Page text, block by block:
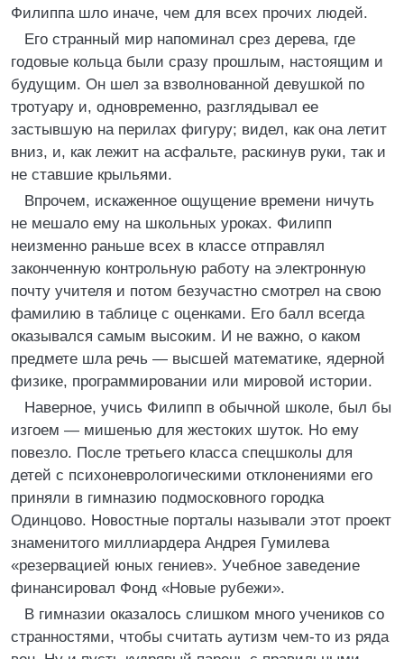
Филиппа шло иначе, чем для всех прочих людей.
Его странный мир напоминал срез дерева, где
годовые кольца были сразу прошлым, настоящим и
будущим. Он шел за взволнованной девушкой по
тротуару и, одновременно, разглядывал ее
застывшую на перилах фигуру; видел, как она летит
вниз, и, как лежит на асфальте, раскинув руки, так и
не ставшие крыльями.
Впрочем, искаженное ощущение времени ничуть
не мешало ему на школьных уроках. Филипп
неизменно раньше всех в классе отправлял
законченную контрольную работу на электронную
почту учителя и потом безучастно смотрел на свою
фамилию в таблице с оценками. Его балл всегда
оказывался самым высоким. И не важно, о каком
предмете шла речь — высшей математике, ядерной
физике, программировании или мировой истории.
Наверное, учись Филипп в обычной школе, был бы
изгоем — мишенью для жестоких шуток. Но ему
повезло. После третьего класса спецшколы для
детей с психоневрологическими отклонениями его
приняли в гимназию подмосковного городка
Одинцово. Новостные порталы называли этот проект
знаменитого миллиардера Андрея Гумилева
«резервацией юных гениев». Учебное заведение
финансировал Фонд «Новые рубежи».
В гимназии оказалось слишком много учеников со
странностями, чтобы считать аутизм чем-то из ряда